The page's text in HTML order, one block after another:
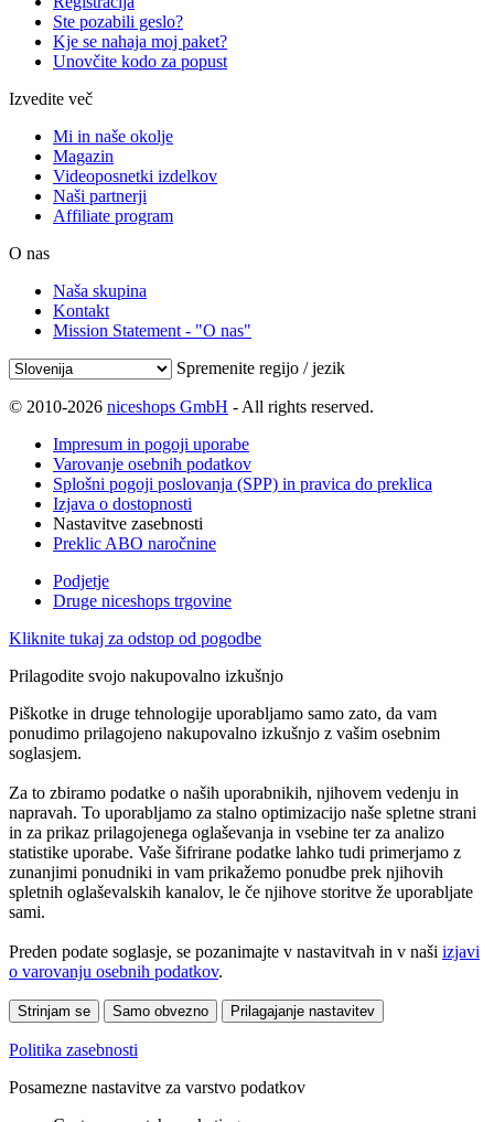
Ste pozabili geslo?
Kje se nahaja moj paket?
Unovčite kodo za popust
Izvedite več
Mi in naše okolje
Magazin
Videoposnetki izdelkov
Naši partnerji
Affiliate program
O nas
Naša skupina
Kontakt
Mission Statement - "O nas"
Spremenite regijo / jezik
© 2010-2026 niceshops GmbH - All rights reserved.
Impresum in pogoji uporabe
Varovanje osebnih podatkov
Splošni pogoji poslovanja (SPP) in pravica do preklica
Izjava o dostopnosti
Nastavitve zasebnosti
Preklic ABO naročnine
Podjetje
Druge niceshops trgovine
Kliknite tukaj za odstop od pogodbe
Prilagodite svojo nakupovalno izkušnjo
Piškotke in druge tehnologije uporabljamo samo zato, da vam
ponudimo prilagojeno nakupovalno izkušnjo z vašim osebnim
soglasjem.
Za to zbiramo podatke o naših uporabnikih, njihovem vedenju in
napravah. To uporabljamo za stalno optimizacijo naše spletne strani
in za prikaz prilagojenega oglaševanja in vsebine ter za analizo
statistike uporabe. Vaše šifrirane podatke lahko tudi primerjamo z
zunanjimi ponudniki in vam prikažemo ponudbe prek njihovih
spletnih oglaševalskih kanalov, le če njihove storitve že uporabljate
sami.
Preden podate soglasje, se pozanimajte v nastavitvah in v naši izjavi
o varovanju osebnih podatkov.
Strinjam se Samo obvezno Prilagajanje nastavitev
Politika zasebnosti
Posamezne nastavitve za varstvo podatkov